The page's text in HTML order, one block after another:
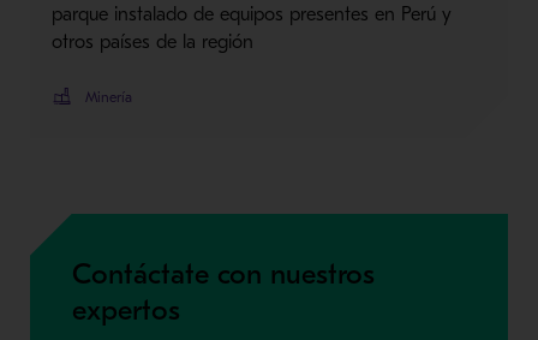
parque instalado de equipos presentes en Perú y
otros países de la región
Minería
Contáctate con nuestros
expertos